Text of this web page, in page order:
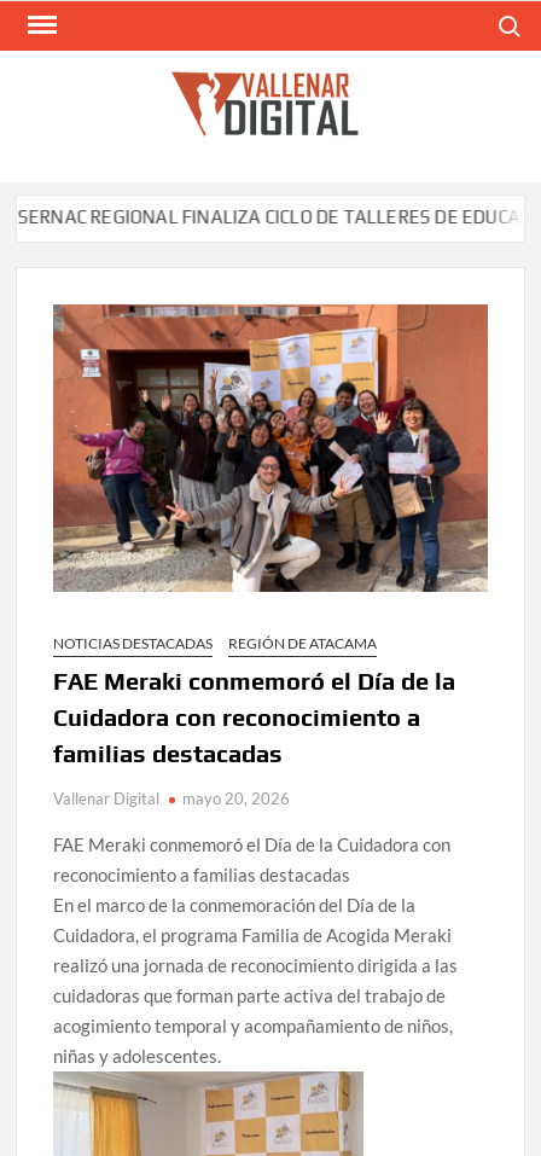
Saltar
REGIONAL FINALIZA CICLO DE TALLERES DE EDUCACIÓN
NOTICIAS DESTACADAS REGIÓN DE ATACAMA
FAE Meraki conmemoró el Día de la
Cuidadora con reconocimiento a
familias destacadas
Vallenar Digital mayo 20, 2026
FAE Meraki conmemoró el Día de la Cuidadora con
reconocimiento a familias destacadas
En el marco de la conmemoración del Día de la
Cuidadora, el programa Familia de Acogida Meraki
realizó una jornada de reconocimiento dirigida a las
cuidadoras que forman parte activa del trabajo de
acogimiento temporal y acompañamiento de niños,
niñas y adolescentes.